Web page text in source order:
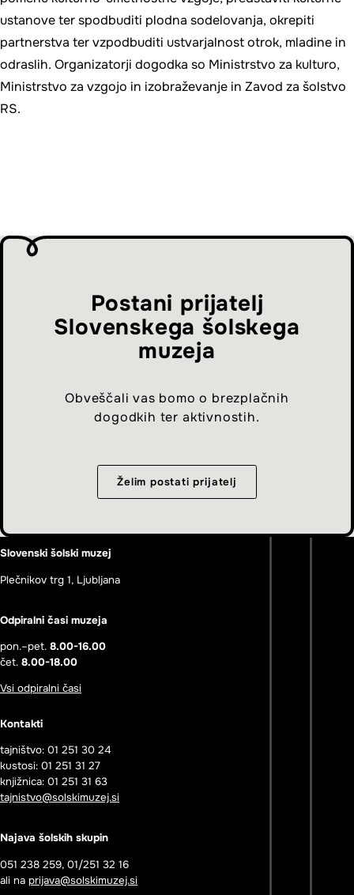
ustanove ter spodbuditi plodna sodelovanja, okrepiti
partnerstva ter vzpodbuditi ustvarjalnost otrok, mladine in
odraslih. Organizatorji dogodka so Ministrstvo za kulturo,
Ministrstvo za vzgojo in izobraževanje in Zavod za šolstvo
RS.
Postani prijatelj
Slovenskega šolskega
muzeja
Obveščali vas bomo o brezplačnih
dogodkih ter aktivnostih.
Želim postati prijatelj
Slovenski šolski muzej
Plečnikov trg 1, Ljubljana
Odpiralni časi muzeja
pon.–pet. 8.00-16.00
čet. 8.00-18.00
Vsi odpiralni časi
Kontakti
tajništvo: 01 251 30 24
kustosi: 01 251 31 27
knjižnica: 01 251 31 63
tajnistvo@solskimuzej.si
Najava šolskih skupin
051 238 259, 01/251 32 16
ali na prijava@solskimuzej.si